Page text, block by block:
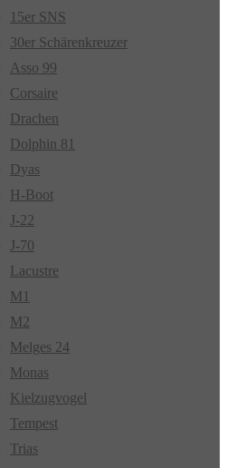
15er SNS
30er Schärenkreuzer
Asso 99
Corsaire
Drachen
Dolphin 81
Dyas
H-Boot
J-22
J-70
Lacustre
M1
M2
Melges 24
Monas
Kielzugvogel
Tempest
Trias